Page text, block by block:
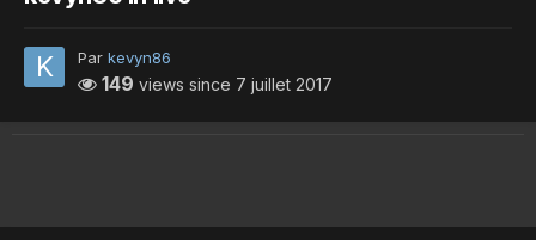
Par kevyn86
149 views since 7 juillet 2017